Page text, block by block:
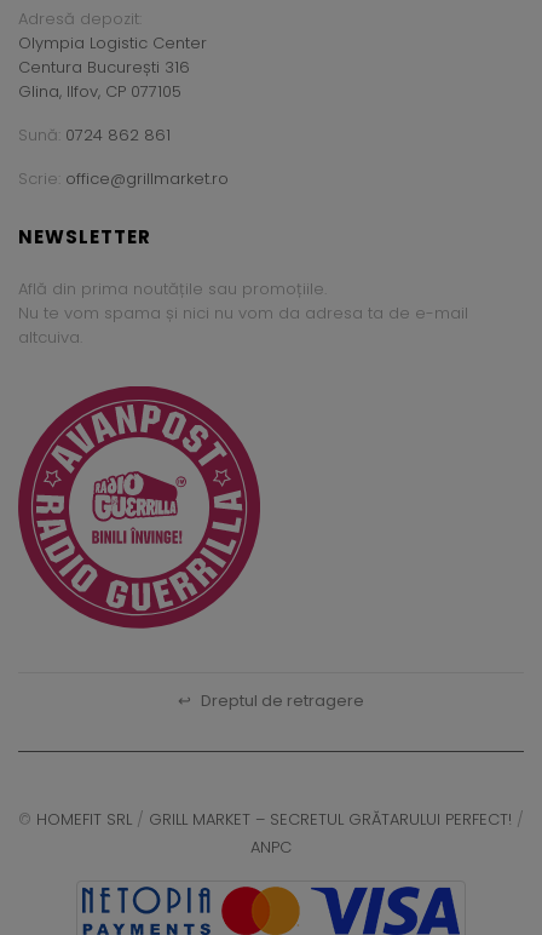
Adresă depozit:
Olympia Logistic Center
Centura București 316
Glina, Ilfov, CP 077105
Sună: 0724 862 861
Scrie: office@grillmarket.ro
NEWSLETTER
Află din prima noutățile sau promoțiile.
Nu te vom spama și nici nu vom da adresa ta de e-mail
altcuiva.
↩ Dreptul de retragere
© HOMEFIT SRL / GRILL MARKET – SECRETUL GRĂTARULUI PERFECT! /
ANPC